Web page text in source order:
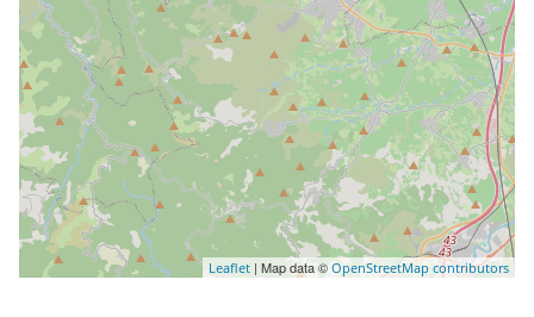
Leaflet | Map data © OpenStreetMap contributors